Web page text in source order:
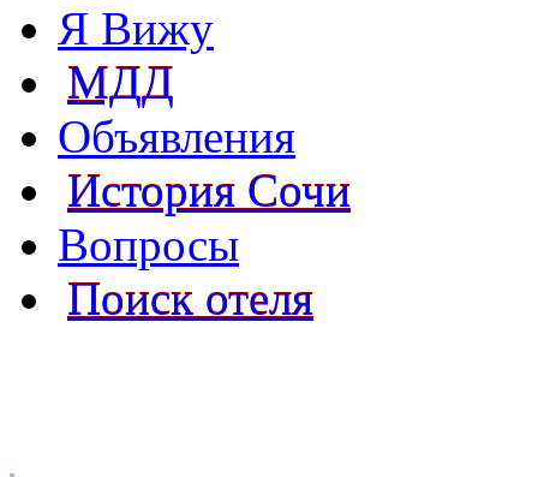
Я Вижу
МДД
Объявления
История Сочи
Вопросы
Поиск отеля